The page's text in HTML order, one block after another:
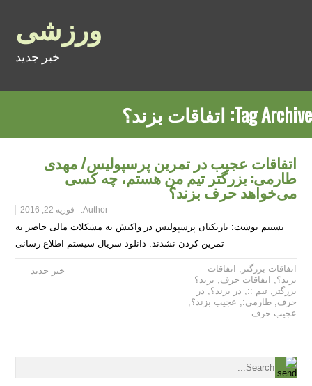
ورزشی
خبر جدید
Tag Archive: اتفاقات بزند؟
اتفاقات عجیب در تمرین پرسپولیس/ مهدی
طارمی: بزرگتر تیم من هستم، چه کسی
می‌خواهد حرف بزند؟
Author: فوریه 22, 2016
تسنیم نوشت: بازیکنان پرسپولیس در واکنش به مشکلات مالی حاضر به
تمرین کردن نشدند. دانلود سریال سیستم اطلاع رسانی
خبر جدید اتفاقات بزرگتر ,
اتفاقات
بزند؟, اتفاقات حرف, بزند؟
بزرگتر , تیم ::, در بزند؟, در
حرف,طارمی:, عجیب بزند؟,
عجیب حرف